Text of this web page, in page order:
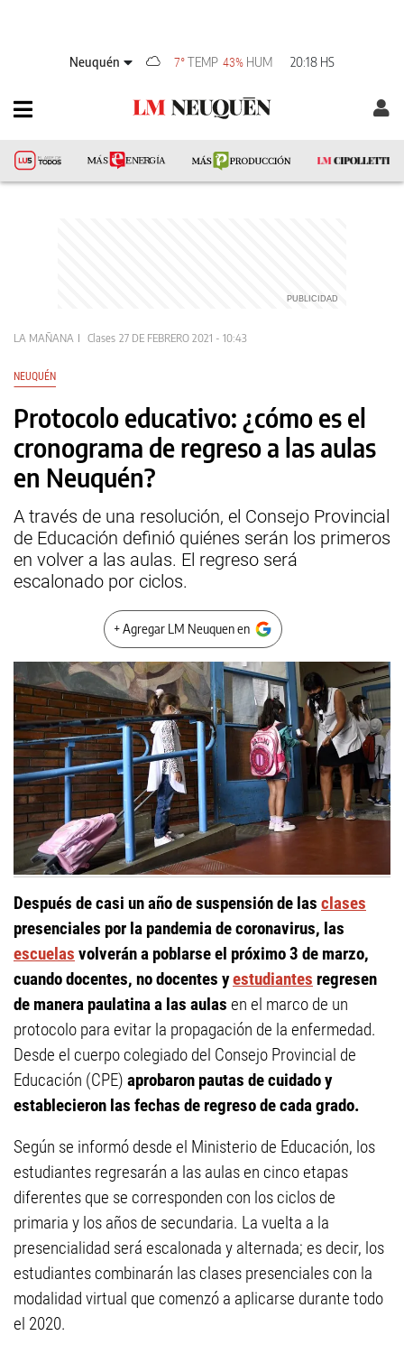
Neuquén 7°TEMP 43% HUM 20:18 HS
LA MAÑANA Clases 27 DE FEBRERO 2021 - 10:43
NEUQUÉN
Protocolo educativo: ¿cómo es el
cronograma de regreso a las aulas
en Neuquén?
A través de una resolución, el Consejo Provincial
de Educación definió quiénes serán los primeros
en volver a las aulas. El regreso será
escalonado por ciclos.
+ Agregar LM Neuquen en
Después de casi un año de suspensión de las clases
presenciales por la pandemia de coronavirus, las
escuelas volverán a poblarse el próximo 3 de marzo,
cuando docentes, no docentes yestudiantes regresen
de manera paulatina a las aulas en el marco de un
protocolo para evitar la propagación de la enfermedad.
Desde el cuerpo colegiado del Consejo Provincial de
Educación (CPE) aprobaron pautas de cuidado y
establecieron las fechas de regreso de cada grado.
Según se informó desde el Ministerio de Educación, los
estudiantes regresarán a las aulas en cinco etapas
diferentes que se corresponden con los ciclos de
primaria y los años de secundaria. La vuelta a la
presencialidad será escalonada y alternada; es decir, los
estudiantes combinarán las clases presenciales con la
modalidad virtual que comenzó a aplicarse durante todo
el 2020.